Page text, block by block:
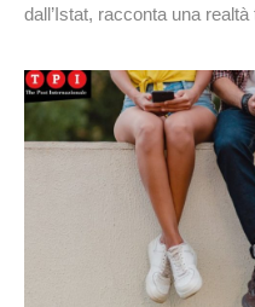
dall’Istat, racconta una realtà